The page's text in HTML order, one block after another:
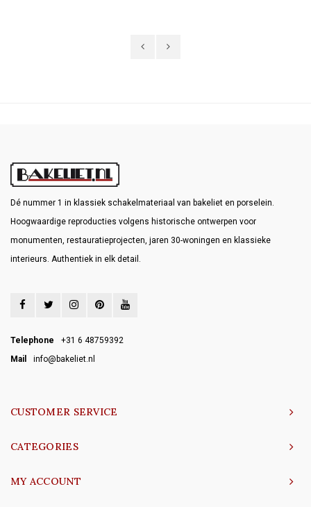
Dé nummer 1 in klassiek schakelmateriaal van bakeliet en porselein.
Hoogwaardige reproducties volgens historische ontwerpen voor
monumenten, restauratieprojecten, jaren 30-woningen en klassieke
interieurs. Authentiek in elk detail.
Telephone
+31 6 48759392
Mail
info@bakeliet.nl
CUSTOMER SERVICE
CATEGORIES
MY ACCOUNT